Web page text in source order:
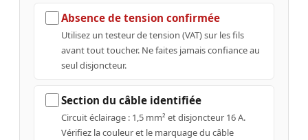
Absence de tension confirmée
Utilisez un testeur de tension (VAT) sur les fils
avant tout toucher. Ne faites jamais confiance au
seul disjoncteur.
Section du câble identifiée
Circuit éclairage : 1,5 mm² et disjoncteur 16 A.
Vérifiez la couleur et le marquage du câble